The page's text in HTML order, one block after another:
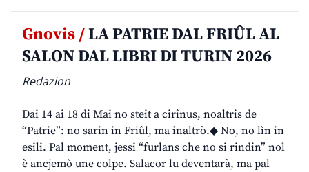
Gnovis /LA PATRIE DAL FRIÛL AL
SALON DAL LIBRI DI TURIN 2026
Redazion
Dai 14 ai 18 di Mai no steit a cirînus, noaltris de
“Patrie”: no sarin in Friûl, ma inaltrò.◆ No, no lìn in
esili. Pal moment, jessi “furlans che no si rindin” nol
è ancjemò une colpe. Salacor lu deventarà, ma pal